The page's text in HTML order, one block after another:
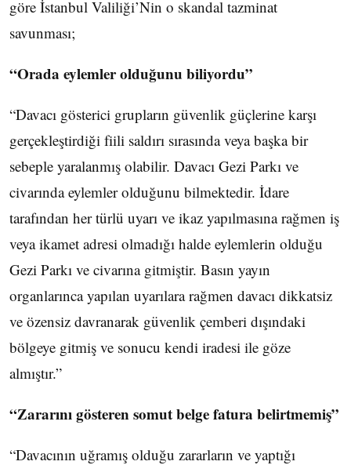
göre İstanbul Valiliği’Nin o skandal tazminat
savunması;
“Orada eylemler olduğunu biliyordu”
“Davacı gösterici grupların güvenlik güçlerine karşı
gerçekleştirdiği fiili saldırı sırasında veya başka bir
sebeple yaralanmış olabilir. Davacı Gezi Parkı ve
civarında eylemler olduğunu bilmektedir. İdare
tarafından her türlü uyarı ve ikaz yapılmasına rağmen iş
veya ikamet adresi olmadığı halde eylemlerin olduğu
Gezi Parkı ve civarına gitmiştir. Basın yayın
organlarınca yapılan uyarılara rağmen davacı dikkatsiz
ve özensiz davranarak güvenlik çemberi dışındaki
bölgeye gitmiş ve sonucu kendi iradesi ile göze
almıştır.”
“Zararını gösteren somut belge fatura belirtmemiş”
“Davacının uğramış olduğu zararların ve yaptığı